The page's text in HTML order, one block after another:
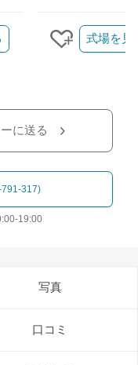
クリップす
式場を見
に送る
791-317)
19:00
写真
口コミ